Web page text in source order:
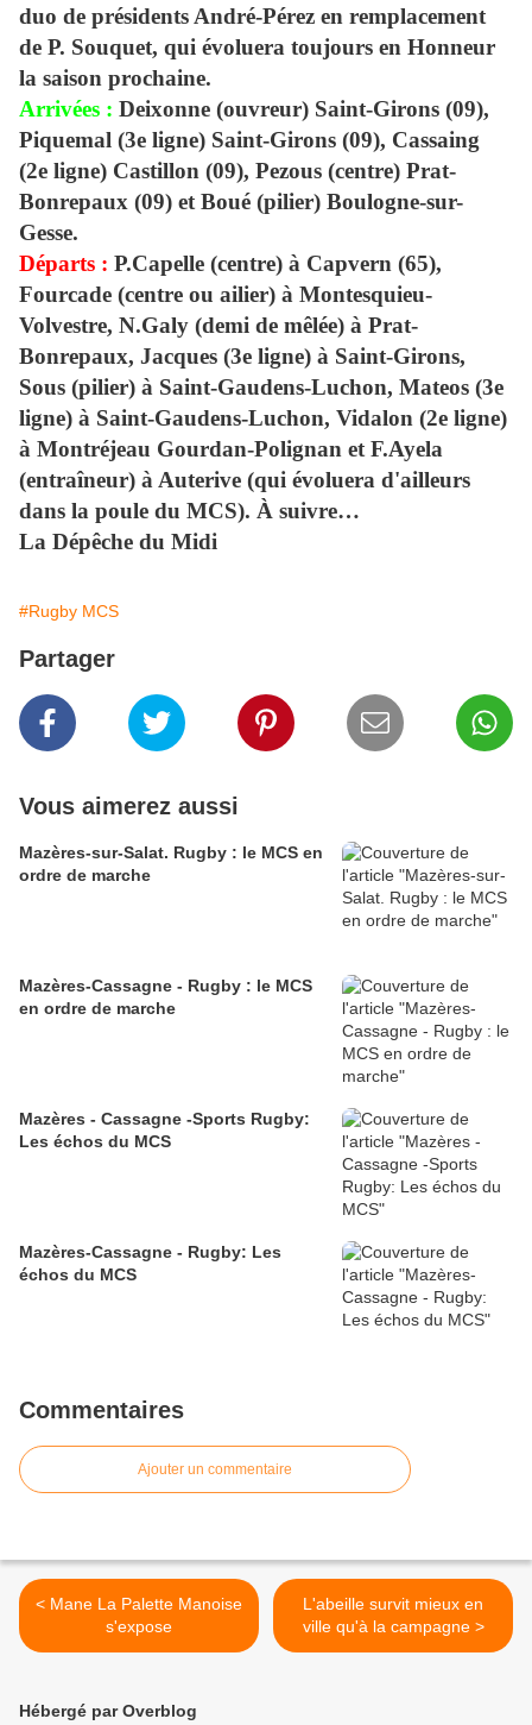
duo de présidents André-Pérez en remplacement
de P. Souquet, qui évoluera toujours en Honneur
la saison prochaine.
Arrivées : Deixonne (ouvreur) Saint-Girons (09),
Piquemal (3e ligne) Saint-Girons (09), Cassaing
(2e ligne) Castillon (09), Pezous (centre) Prat-
Bonrepaux (09) et Boué (pilier) Boulogne-sur-
Gesse.
Départs : P.Capelle (centre) à Capvern (65),
Fourcade (centre ou ailier) à Montesquieu-
Volvestre, N.Galy (demi de mêlée) à Prat-
Bonrepaux, Jacques (3e ligne) à Saint-Girons,
Sous (pilier) à Saint-Gaudens-Luchon, Mateos (3e
ligne) à Saint-Gaudens-Luchon, Vidalon (2e ligne)
à Montréjeau Gourdan-Polignan et F.Ayela
(entraîneur) à Auterive (qui évoluera d'ailleurs
dans la poule du MCS). À suivre…
La Dépêche du Midi
#Rugby MCS
Partager
Vous aimerez aussi
Mazères-sur-Salat. Rugby : le MCS en
ordre de marche
Mazères-Cassagne - Rugby : le MCS
en ordre de marche
Mazères - Cassagne -Sports Rugby:
Les échos du MCS
Mazères-Cassagne - Rugby: Les
échos du MCS
Commentaires
Ajouter un commentaire
< Mane La Palette Manoise
s'expose
L'abeille survit mieux en
ville qu'à la campagne >
Hébergé par Overblog